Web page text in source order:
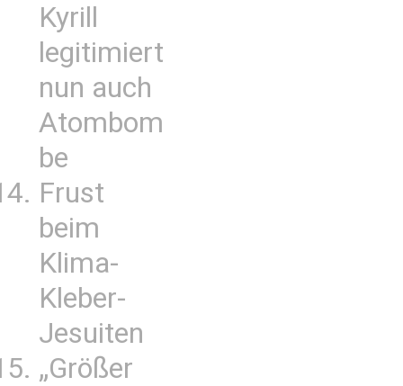
Kyrill
legitimiert
nun auch
Atombom
be
Frust
beim
Klima-
Kleber-
Jesuiten
„Größer